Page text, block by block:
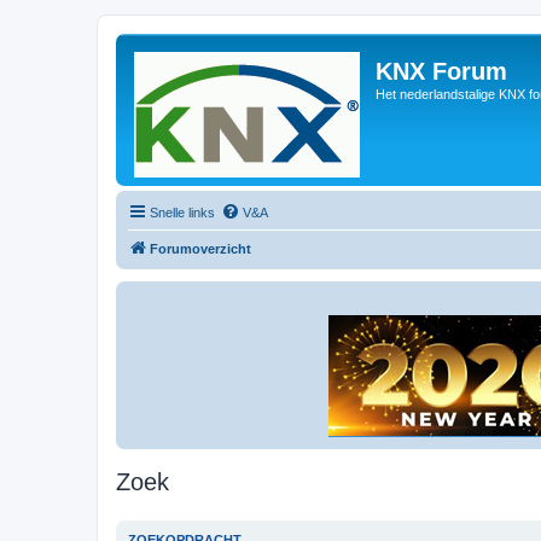
KNX Forum
Het nederlandstalige KNX
Snelle links V&A
Forumoverzicht
Zoek